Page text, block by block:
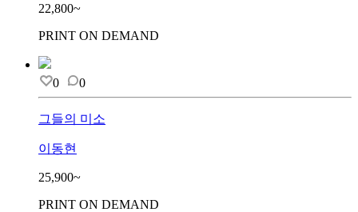
22,800~
PRINT ON DEMAND
0 0
그들의 미소
이동현
25,900~
PRINT ON DEMAND